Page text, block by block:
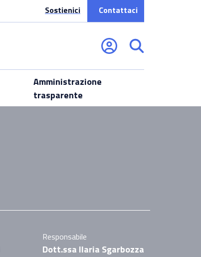
Sostienici Contattaci
Amministrazione
trasparente
Responsabile
Dott.ssa Ilaria Sgarbozza